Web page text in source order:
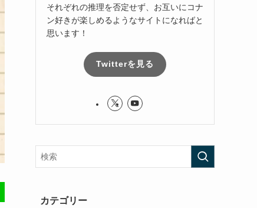
それぞれの推理を否定せず、お互いにコナ
ン好きが楽しめるようなサイトになればと
思います！
Twitterを見る
カテゴリー